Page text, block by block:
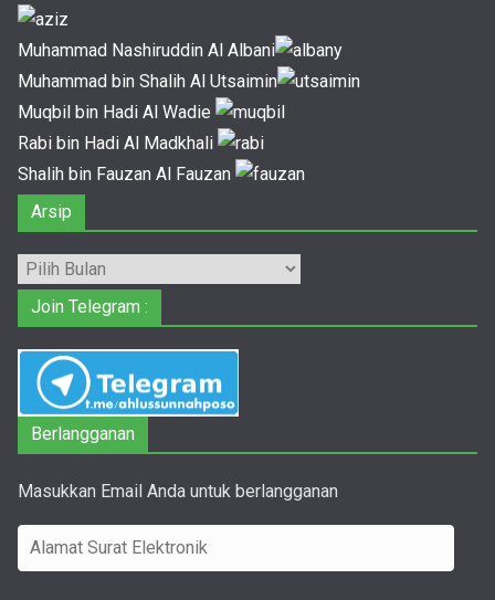
Muhammad Nashiruddin Al Albani
Muhammad bin Shalih Al Utsaimin
Muqbil bin Hadi Al Wadie
Rabi bin Hadi Al Madkhali
Shalih bin Fauzan Al Fauzan
Arsip
Arsip
Join Telegram :
Berlangganan
Masukkan Email Anda untuk berlangganan
l